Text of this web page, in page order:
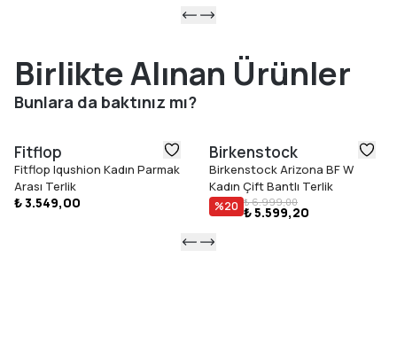
Birlikte Alınan Ürünler
Bunlara da baktınız mı?
Fitflop
Fitflop Iqushion Kadın Parmak
Arası Terlik
₺ 3.549,00
Birkenstock
Birkenstock Arizona BF W
Kadın Çift Bantlı Terlik
%20 ₺ 6.999,00
₺ 5.599,20